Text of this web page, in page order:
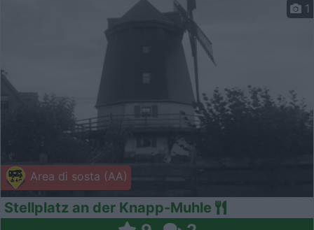
Area di sosta (AA)
1
Stellplatz an der Knapp-Muhle